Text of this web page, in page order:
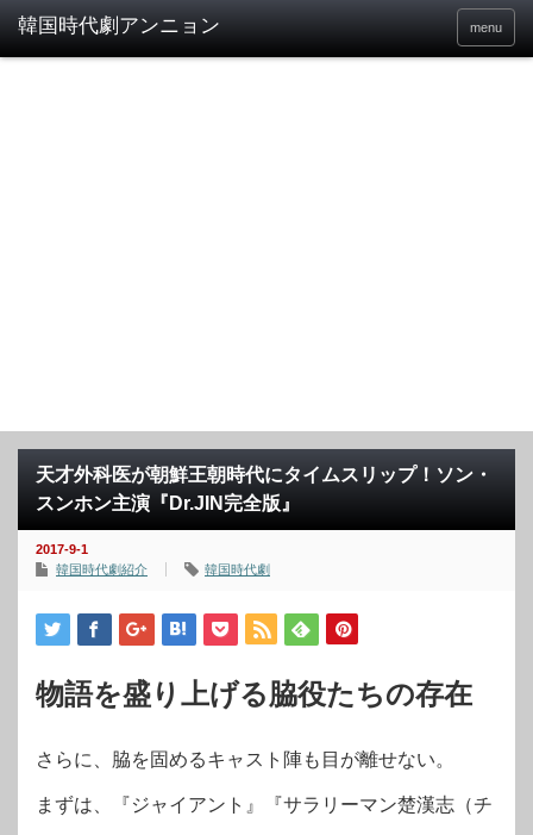
menu
天才外科医が朝鮮王朝時代にタイムスリップ！ソン・
スンホン主演『Dr.JIN完全版』
2017-9-1
韓国時代劇紹介
韓国時代劇
物語を盛り上げる脇役たちの存在
さらに、脇を固めるキャスト陣も目が離せない。
まずは、『ジャイアント』『サラリーマン楚漢志（チ